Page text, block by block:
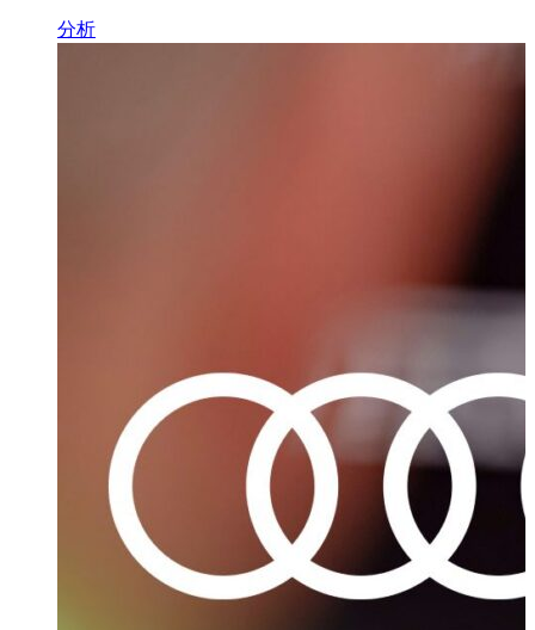
分析